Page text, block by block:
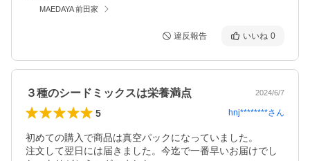
MAEDAYA 前田家
違反報告 いいね 0
３種のシードミックスは栄養満点 2024/6/7
5 hnj********さん
初めての購入で商品は真空パックになっていました。
注文して翌日には届きました。今迄で一番早いお届けでし